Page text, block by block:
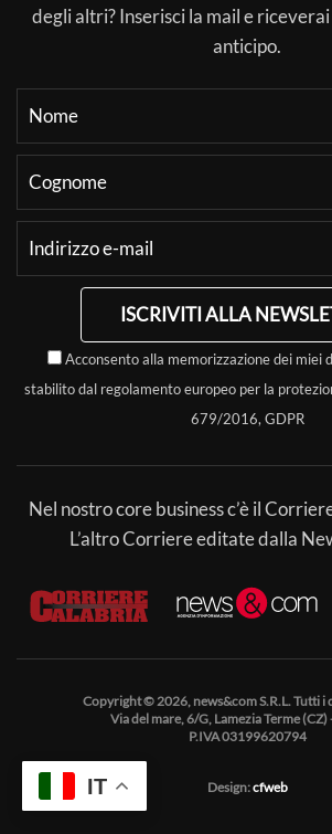
degli altri? Inserisci la mail e
anticipo.
ISCRIVITI ALLA
Acconsento alla memorizzazione dei miei
stabilito dal regolamento europeo per la
679/2016, GDPR
Nel nostro core business c’è il
L’altro Corriere editate dalla
Copyright © 2026, news&com S.R.L. Tutti i
Via del mare, 6/G, Lamezia Terme (CZ)
P.IVA 03199620794
Design:cfweb
IT